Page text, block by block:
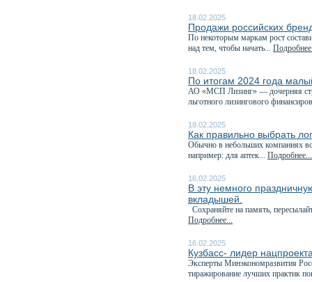
18.02.2025
Продажи российских
По некоторым маркам рост
над тем, чтобы начать...
18.02.2025
По итогам 2024 года
АО «МСП Лизинг» — дочерняя
льготного лизингового
18.02.2025
Как правильно выбрать
Обычно в небольших компаниях
например: для аптек... Подробнее...
16.02.2025
В эту немного
вкладышей.
Сохраняйте на память,
Подробнее...
16.02.2025
Кузбасс- лидер
Эксперты Минэкономразвития
тиражирование лучших практик